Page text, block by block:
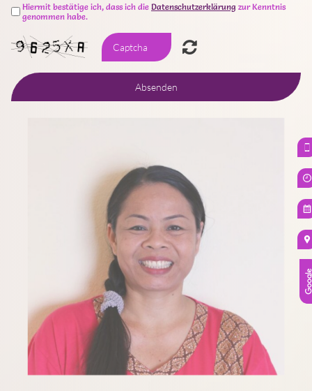
Hiermit bestätige ich, dass ich die Datenschutzerklärung zur Kenntnis
genommen habe.
Absenden